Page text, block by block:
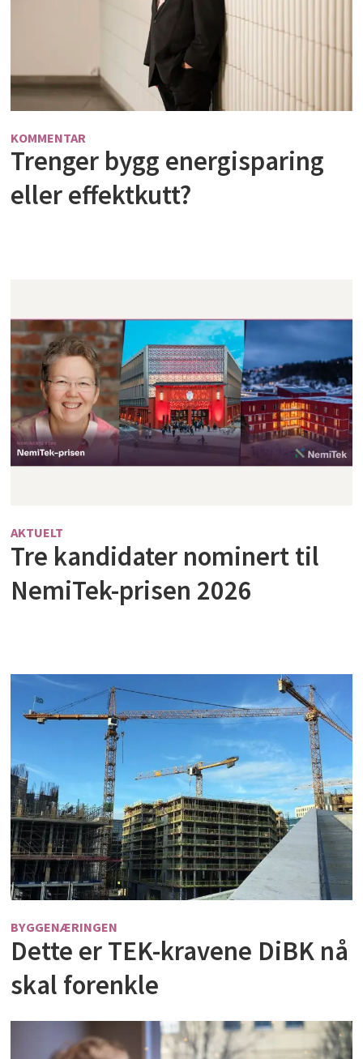
KOMMENTAR
Trenger bygg energisparing
eller effektkutt?
AKTUELT
Tre kandidater nominert til
NemiTek-prisen 2026
BYGGENÆRINGEN
Dette er TEK-kravene DiBK nå
skal forenkle